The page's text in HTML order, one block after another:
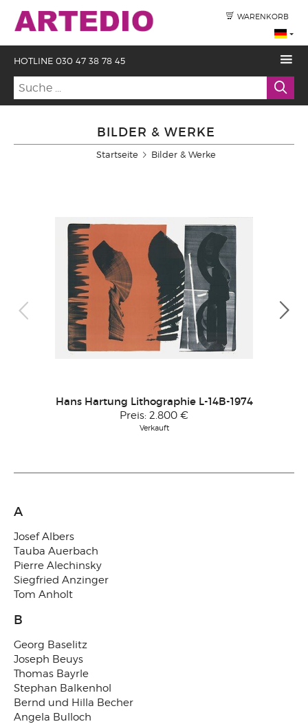
WARENKORB
HOTLINE 030 47 38 78 45
BILDER & WERKE
Startseite Bilder & Werke
Hans Hartung Lithographie L-14B-1974
Preis: 2.800 €
Verkauft
A
Josef Albers
Tauba Auerbach
Pierre Alechinsky
Siegfried Anzinger
Tom Anholt
B
Georg Baselitz
Joseph Beuys
Thomas Bayrle
Stephan Balkenhol
Bernd und Hilla Becher
Angela Bulloch